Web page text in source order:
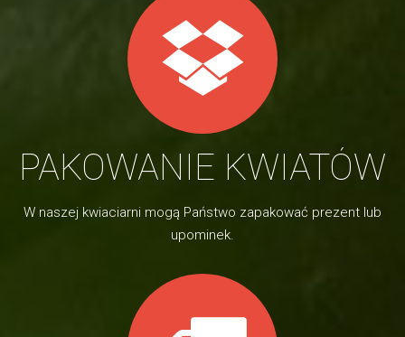
PAKOWANIE KWIATÓW
W naszej kwiaciarni mogą Państwo zapakować prezent lub
upominek.